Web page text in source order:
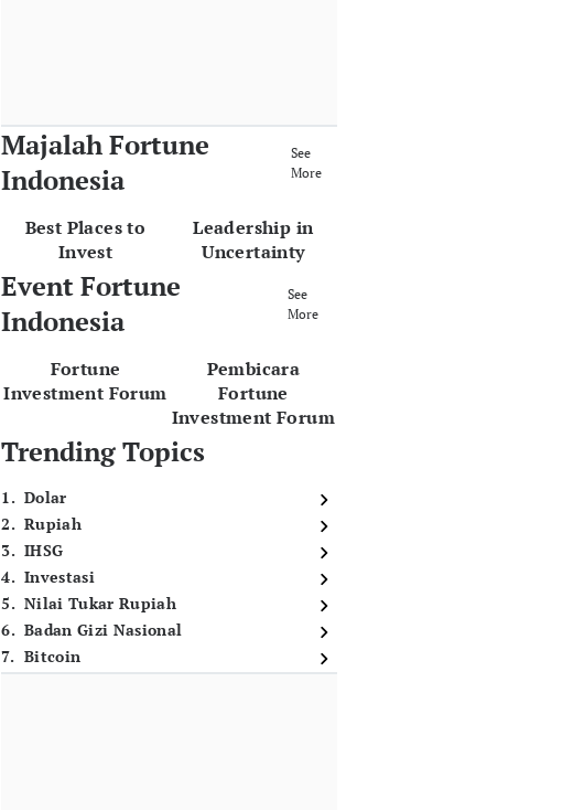
Majalah Fortune
Indonesia
See
More
Best Places to
Invest
Leadership in
Uncertainty
Event Fortune
Indonesia
See
More
Fortune
Investment Forum
Pembicara
Fortune
Investment Forum
Trending Topics
1. Dolar
2. Rupiah
3. IHSG
4. Investasi
5. Nilai Tukar Rupiah
6. Badan Gizi Nasional
7. Bitcoin